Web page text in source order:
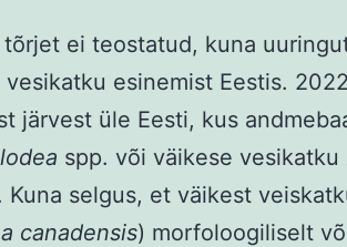
ei teostatud, kuna
esinemist Eestis.
järvest üle Eesti, kus
spp. või väikese vesikatku
selgus, et väikest
canadensis) morfoloogiliselt